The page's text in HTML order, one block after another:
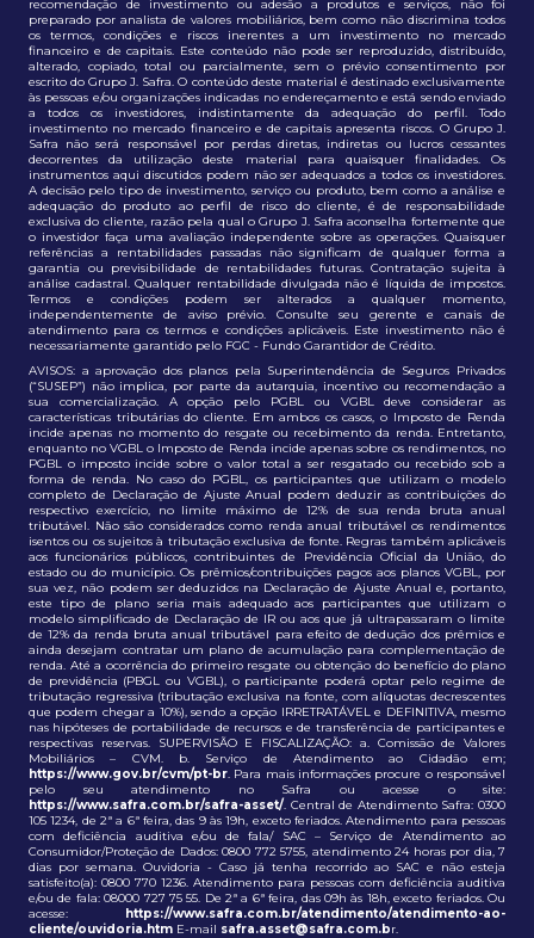
recomendação de investimento ou adesão a produtos e serviços, não foi
preparado por analista de valores mobiliários, bem como não discrimina todos
os termos, condições e riscos inerentes a um investimento no mercado
financeiro e de capitais. Este conteúdo não pode ser reproduzido, distribuído,
alterado, copiado, total ou parcialmente, sem o prévio consentimento por
escrito do Grupo J. Safra. O conteúdo deste material é destinado exclusivamente
às pessoas e/ou organizações indicadas no endereçamento e está sendo enviado
a todos os investidores, indistintamente da adequação do perfil. Todo
investimento no mercado financeiro e de capitais apresenta riscos. O Grupo J.
Safra não será responsável por perdas diretas, indiretas ou lucros cessantes
decorrentes da utilização deste material para quaisquer finalidades. Os
instrumentos aqui discutidos podem não ser adequados a todos os investidores.
A decisão pelo tipo de investimento, serviço ou produto, bem como a análise e
adequação do produto ao perfil de risco do cliente, é de responsabilidade
exclusiva do cliente, razão pela qual o Grupo J. Safra aconselha fortemente que
o investidor faça uma avaliação independente sobre as operações. Quaisquer
referências a rentabilidades passadas não significam de qualquer forma a
garantia ou previsibilidade de rentabilidades futuras. Contratação sujeita à
análise cadastral. Qualquer rentabilidade divulgada não é líquida de impostos.
Termos e condições podem ser alterados a qualquer momento,
independentemente de aviso prévio. Consulte seu gerente e canais de
atendimento para os termos e condições aplicáveis. Este investimento não é
necessariamente garantido pelo FGC - Fundo Garantidor de Crédito.
AVISOS: a aprovação dos planos pela Superintendência de Seguros Privados
(“SUSEP”) não implica, por parte da autarquia, incentivo ou recomendação a
sua comercialização. A opção pelo PGBL ou VGBL deve considerar as
características tributárias do cliente. Em ambos os casos, o Imposto de Renda
incide apenas no momento do resgate ou recebimento da renda. Entretanto,
enquanto no VGBL o Imposto de Renda incide apenas sobre os rendimentos, no
PGBL o imposto incide sobre o valor total a ser resgatado ou recebido sob a
forma de renda. No caso do PGBL, os participantes que utilizam o modelo
completo de Declaração de Ajuste Anual podem deduzir as contribuições do
respectivo exercício, no limite máximo de 12% de sua renda bruta anual
tributável. Não são considerados como renda anual tributável os rendimentos
isentos ou os sujeitos à tributação exclusiva de fonte. Regras também aplicáveis
aos funcionários públicos, contribuintes de Previdência Oficial da União, do
estado ou do município. Os prêmios/contribuições pagos aos planos VGBL, por
sua vez, não podem ser deduzidos na Declaração de Ajuste Anual e, portanto,
este tipo de plano seria mais adequado aos participantes que utilizam o
modelo simplificado de Declaração de IR ou aos que já ultrapassaram o limite
de 12% da renda bruta anual tributável para efeito de dedução dos prêmios e
ainda desejam contratar um plano de acumulação para complementação de
renda. Até a ocorrência do primeiro resgate ou obtenção do benefício do plano
de previdência (PBGL ou VGBL), o participante poderá optar pelo regime de
tributação regressiva (tributação exclusiva na fonte, com alíquotas decrescentes
que podem chegar a 10%), sendo a opção IRRETRATÁVEL e DEFINITIVA, mesmo
nas hipóteses de portabilidade de recursos e de transferência de participantes e
respectivas reservas. SUPERVISÃO E FISCALIZAÇÃO: a. Comissão de Valores
Mobiliários – CVM. b. Serviço de Atendimento ao Cidadão em;
https://www.gov.br/cvm/pt-br. Para mais informações procure o responsável
pelo seu atendimento no Safra ou acesse o site:
https://www.safra.com.br/safra-asset/. Central de Atendimento Safra: 0300
105 1234, de 2ª a 6ª feira, das 9 às 19h, exceto feriados. Atendimento para pessoas
com deficiência auditiva e/ou de fala/ SAC – Serviço de Atendimento ao
Consumidor/Proteção de Dados: 0800 772 5755, atendimento 24 horas por dia, 7
dias por semana. Ouvidoria - Caso já tenha recorrido ao SAC e não esteja
satisfeito(a): 0800 770 1236. Atendimento para pessoas com deficiência auditiva
e/ou de fala: 08000 727 75 55. De 2ª a 6ª feira, das 09h às 18h, exceto feriados. Ou
acesse: https://www.safra.com.br/atendimento/atendimento-ao-
cliente/ouvidoria.htm E-mail safra.asset@safra.com.br.